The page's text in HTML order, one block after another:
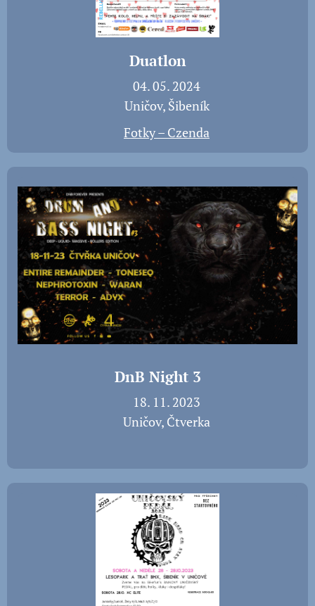
Duatlon
📅 04. 05. 2024
📍 Uničov, Šibeník
Fotky – Czenda
DnB Night 3
📅 18. 11. 2023
📍 Uničov, Čtverka